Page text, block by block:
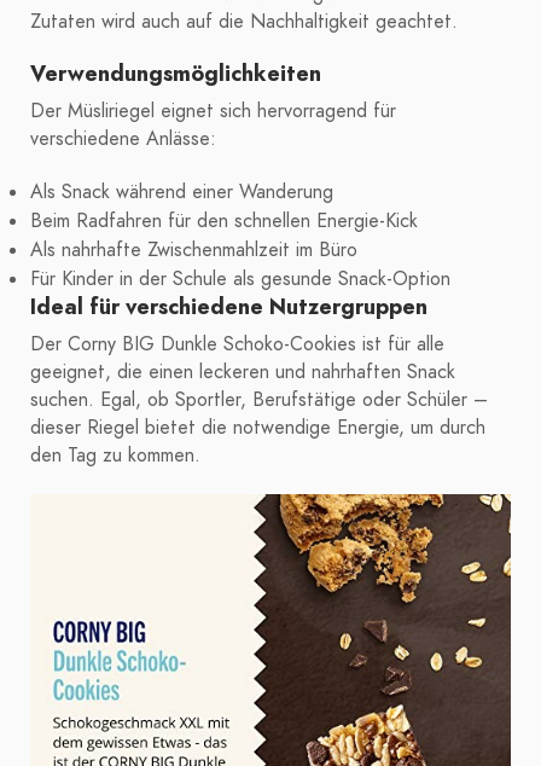
Zutaten wird auch auf die Nachhaltigkeit geachtet.
Verwendungsmöglichkeiten
Der Müsliriegel eignet sich hervorragend für
verschiedene Anlässe:
Als Snack während einer Wanderung
Beim Radfahren für den schnellen Energie-Kick
Als nahrhafte Zwischenmahlzeit im Büro
Für Kinder in der Schule als gesunde Snack-Option
Ideal für verschiedene Nutzergruppen
Der Corny BIG Dunkle Schoko-Cookies ist für alle
geeignet, die einen leckeren und nahrhaften Snack
suchen. Egal, ob Sportler, Berufstätige oder Schüler –
dieser Riegel bietet die notwendige Energie, um durch
den Tag zu kommen.